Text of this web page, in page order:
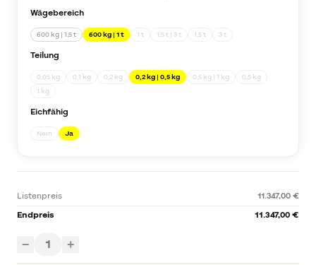
Wägebereich
600 kg | 1,5 t 600 kg | 1 t 1 t 1,5 t | 3 t 1,5 t 3 t
Teilung
0,05 kg 0,1 kg 0,2 kg 0,2 kg | 0,5 kg 0,5 kg | 1 kg
0,5 kg
1 kg
Eichfähig
Nein Ja
Listenpreis
11.347,00 €
Endpreis
11.347,00 €
− 1 +